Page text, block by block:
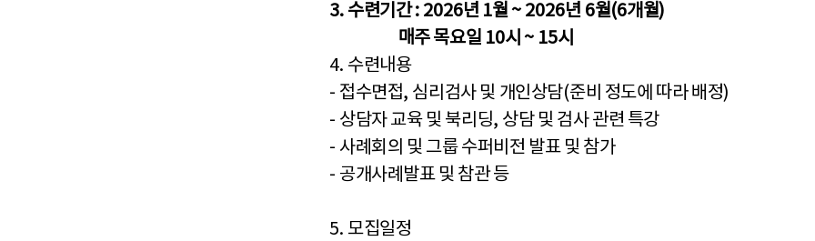
3. 수련기간: 2026년 1월~ 2026년 6월(6개월)
매주 목요일 10시~ 15시
4. 수련내용
- 접수면접, 심리검사 및 개인상담(준비 정도에 따라 배정)
- 상담자 교육 및 북리딩, 상담 및 검사 관련 특강
- 사례회의 및 그룹 수퍼비전 발표 및 참가
- 공개사례발표 및 참관 등
5. 모집일정